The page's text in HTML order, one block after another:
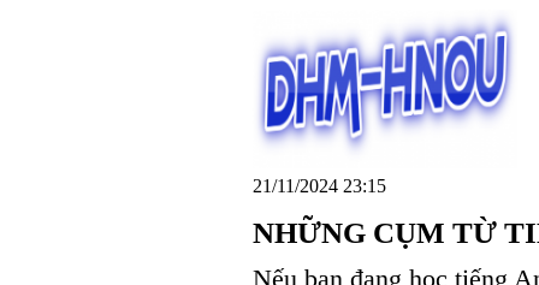
21/11/2024 23:15
NHỮNG CỤM TỪ
Nếu bạn đang học tiếng